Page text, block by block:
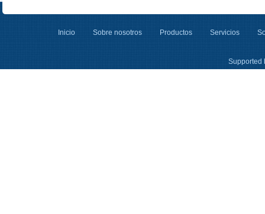
Inicio Sobre nosotros Productos Servicios
Supported